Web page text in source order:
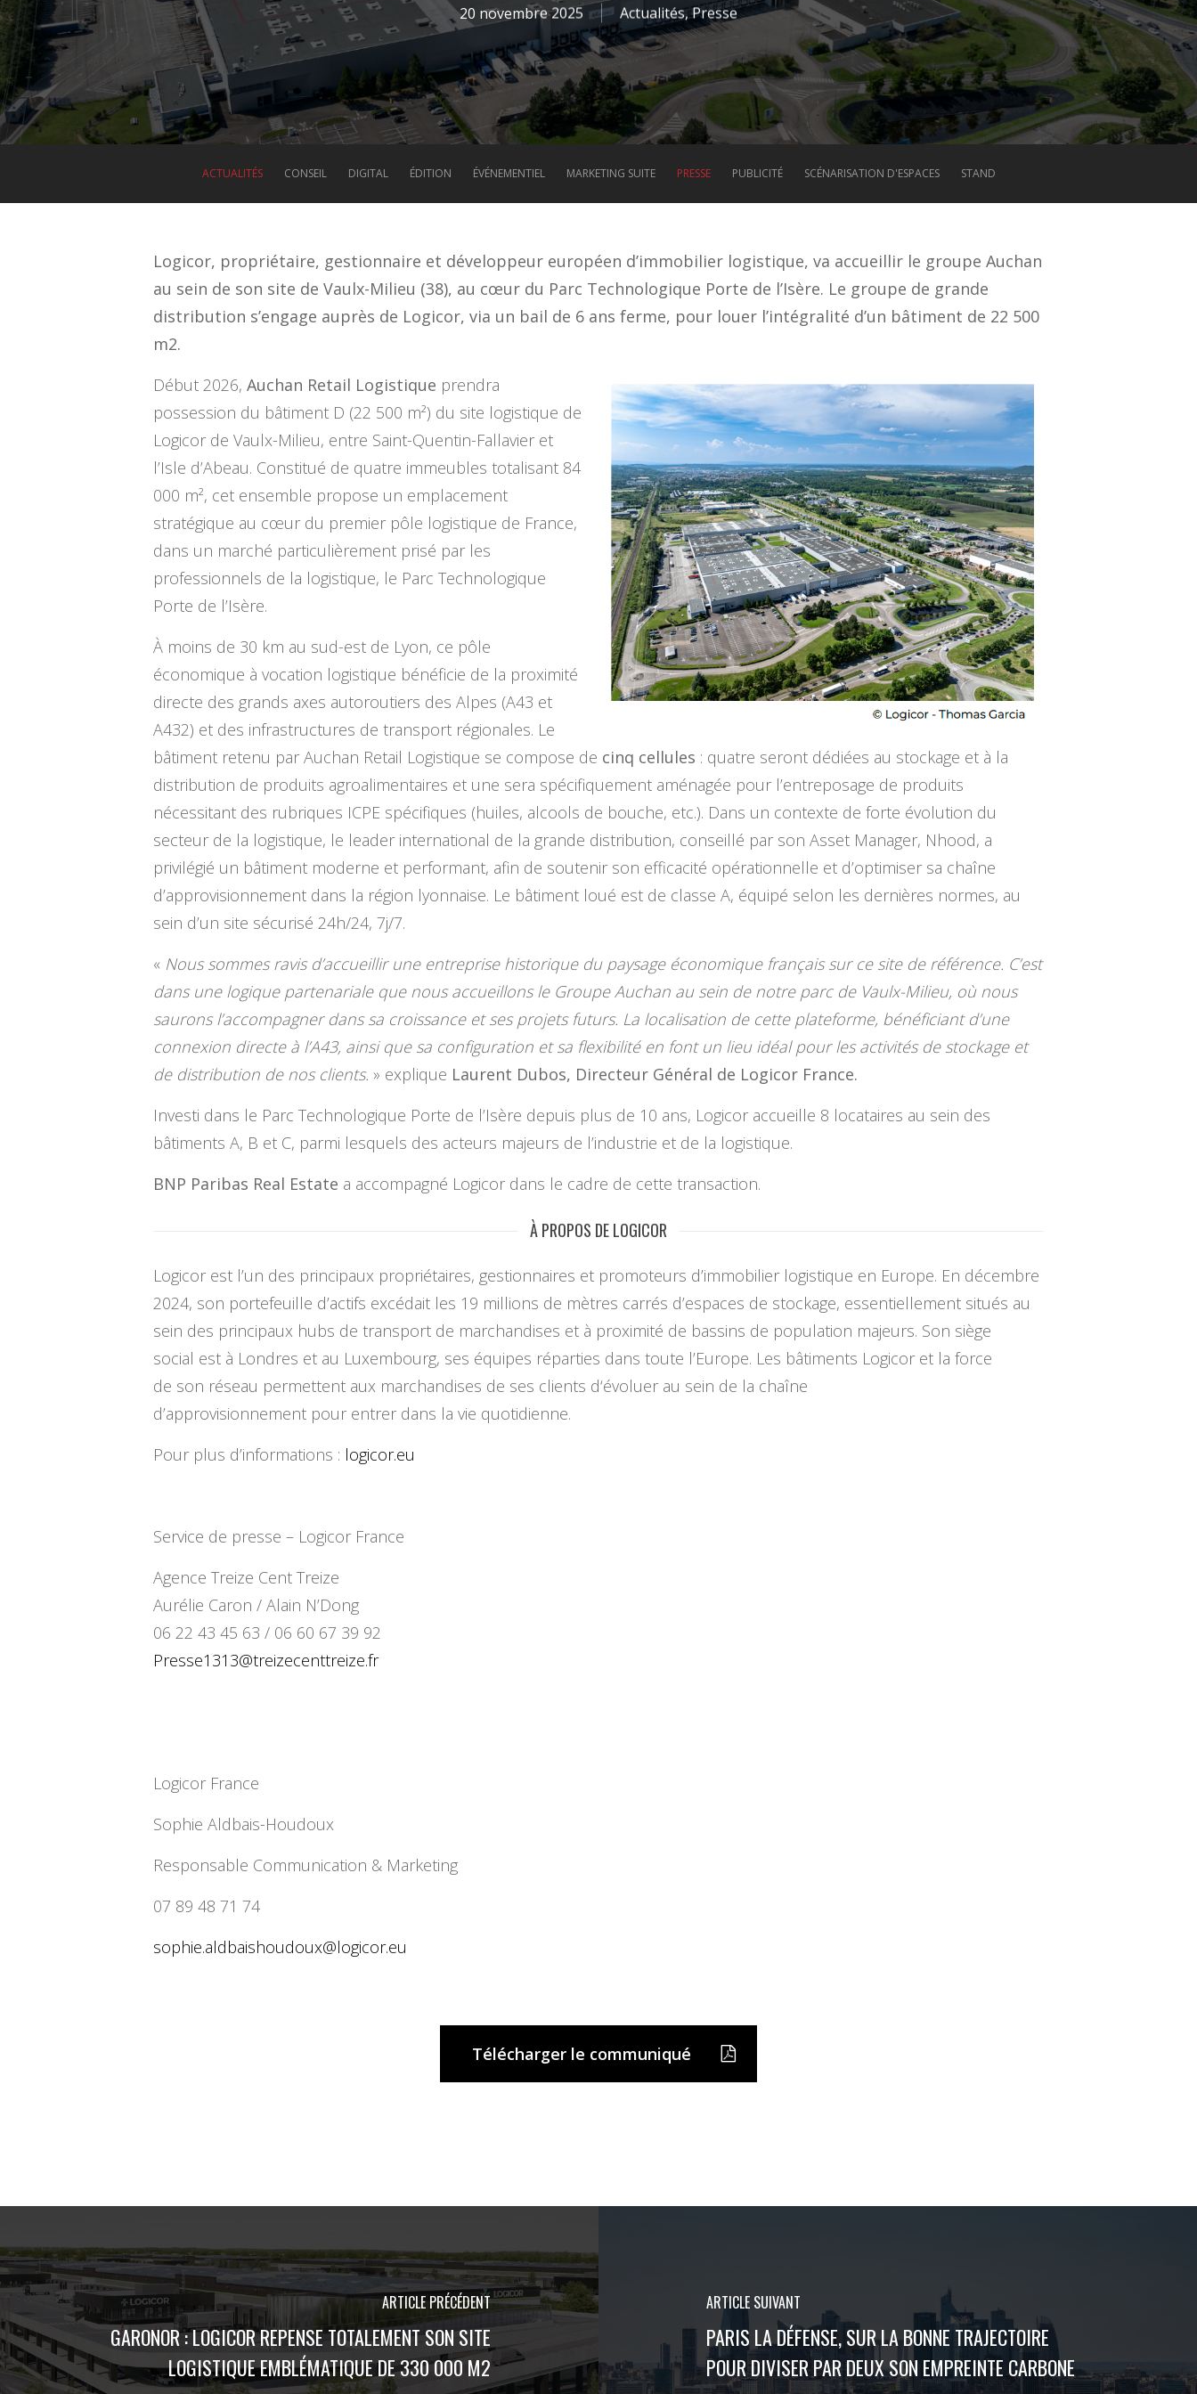
20 novembre 2025 Actualités,Presse
ACTUALITÉS CONSEIL DIGITAL ÉDITION ÉVÉNEMENTIEL MARKETING SUITE PRESSE PUBLICITÉ SCÉNARISATION D'ESPACES STAND
Logicor, propriétaire, gestionnaire et développeur européen d’immobilier logistique, va accueillir le groupe Auchan
au sein de son site de Vaulx-Milieu (38), au cœur du Parc Technologique Porte de l’Isère. Le groupe de grande
distribution s’engage auprès de Logicor, via un bail de 6 ans ferme, pour louer l’intégralité d’un bâtiment de 22 500
m2.
Début 2026,Auchan Retail Logistique prendra
possession du bâtiment D (22 500 m²) du site logistique de
Logicor de Vaulx-Milieu, entre Saint-Quentin-Fallavier et
l’Isle d’Abeau. Constitué de quatre immeubles totalisant 84
000 m², cet ensemble propose un emplacement
stratégique au cœur du premier pôle logistique de France,
dans un marché particulièrement prisé par les
professionnels de la logistique, le Parc Technologique
Porte de l’Isère.
À moins de 30 km au sud-est de Lyon, ce pôle
économique à vocation logistique bénéficie de la proximité
directe des grands axes autoroutiers des Alpes (A43 et
A432) et des infrastructures de transport régionales. Le
bâtiment retenu par Auchan Retail Logistique se compose de cinq cellules : quatre seront dédiées au stockage et à la
distribution de produits agroalimentaires et une sera spécifiquement aménagée pour l’entreposage de produits
nécessitant des rubriques ICPE spécifiques (huiles, alcools de bouche, etc.). Dans un contexte de forte évolution du
secteur de la logistique, le leader international de la grande distribution, conseillé par son Asset Manager, Nhood, a
privilégié un bâtiment moderne et performant, afin de soutenir son efficacité opérationnelle et d’optimiser sa chaîne
d’approvisionnement dans la région lyonnaise. Le bâtiment loué est de classe A, équipé selon les dernières normes, au
sein d’un site sécurisé 24h/24, 7j/7.
« Nous sommes ravis d’accueillir une entreprise historique du paysage économique français sur ce site de référence. C’est
dans une logique partenariale que nous accueillons le Groupe Auchan au sein de notre parc de Vaulx-Milieu, où nous
saurons l’accompagner dans sa croissance et ses projets futurs. La localisation de cette plateforme, bénéficiant d’une
connexion directe à l’A43, ainsi que sa configuration et sa flexibilité en font un lieu idéal pour les activités de stockage et
de distribution de nos clients.» explique Laurent Dubos, Directeur Général de Logicor France.
Investi dans le Parc Technologique Porte de l’Isère depuis plus de 10 ans, Logicor accueille 8 locataires au sein des
bâtiments A, B et C, parmi lesquels des acteurs majeurs de l’industrie et de la logistique.
BNP Paribas Real Estate a accompagné Logicor dans le cadre de cette transaction.
À PROPOS DE LOGICOR
Logicor est l’un des principaux propriétaires, gestionnaires et promoteurs d’immobilier logistique en Europe. En décembre
2024, son portefeuille d’actifs excédait les 19 millions de mètres carrés d’espaces de stockage, essentiellement situés au
sein des principaux hubs de transport de marchandises et à proximité de bassins de population majeurs. Son siège
social est à Londres et au Luxembourg, ses équipes réparties dans toute l’Europe. Les bâtiments Logicor et la force
de son réseau permettent aux marchandises de ses clients d‘évoluer au sein de la chaîne
d’approvisionnement pour entrer dans la vie quotidienne.
Pour plus d’informations : logicor.eu
Service de presse – Logicor France
Agence Treize Cent Treize
Aurélie Caron / Alain N’Dong
06 22 43 45 63 / 06 60 67 39 92
Presse1313@treizecenttreize.fr
Logicor France
Sophie Aldbais-Houdoux
Responsable Communication & Marketing
07 89 48 71 74
sophie.aldbaishoudoux@logicor.eu
Télécharger le communiqué
ARTICLE PRÉCÉDENT
GARONOR : LOGICOR REPENSE TOTALEMENT SON SITE
LOGISTIQUE EMBLÉMATIQUE DE 330 000 M2
ARTICLE SUIVANT
PARIS LA DÉFENSE, SUR LA BONNE TRAJECTOIRE
POUR DIVISER PAR DEUX SON EMPREINTE CARBONE